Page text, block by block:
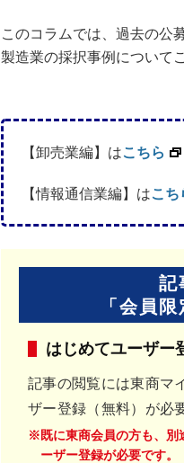
このコラムでは、過去の公
製造業の採択事例について
【卸売業編】はこちら
【情報通信業編】はこち
記
「会員
はじめてユーザー
記事の閲覧には東商マ
ザー登録（無料）が必
※既に東商会員の方も、別
ーザー登録が必要です。